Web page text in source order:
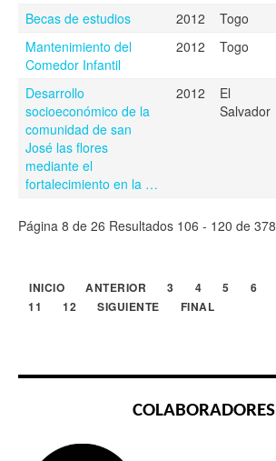
Becas de estudios 2012 Togo
Mantenimiento del
Comedor Infantil
2012 Togo
Desarrollo
socioeconómico de la
comunidad de san
José las flores
mediante el
fortalecimiento en la …
2012
El
Salvador
Página 8 de 26 Resultados 106 - 120 de 378
INICIO ANTERIOR 3 4 5 6
11
12 SIGUIENTE FINAL
COLABORADORES